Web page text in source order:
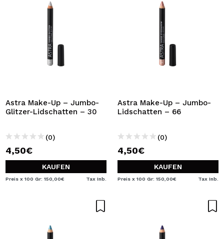
Astra Make-Up – Jumbo-
Glitzer-Lidschatten – 30
(0)
4,50€
KAUFEN
Preis x 100 Gr: 150,00€ Tax Inb.
Astra Make-Up – Jumbo-
Lidschatten – 66
(0)
4,50€
KAUFEN
Preis x 100 Gr: 150,00€ Tax Inb.